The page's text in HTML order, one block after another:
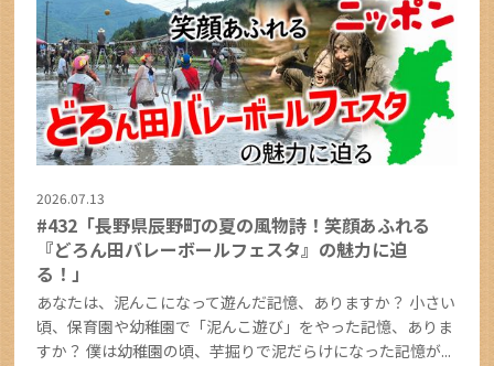
2026.07.13
#432「長野県辰野町の夏の風物詩！笑顔あふれる
『どろん田バレーボールフェスタ』の魅力に迫
る！」
あなたは、泥んこになって遊んだ記憶、ありますか？ 小さい
頃、保育園や幼稚園で「泥んこ遊び」をやった記憶、ありま
すか？ 僕は幼稚園の頃、芋掘りで泥だらけになった記憶が...